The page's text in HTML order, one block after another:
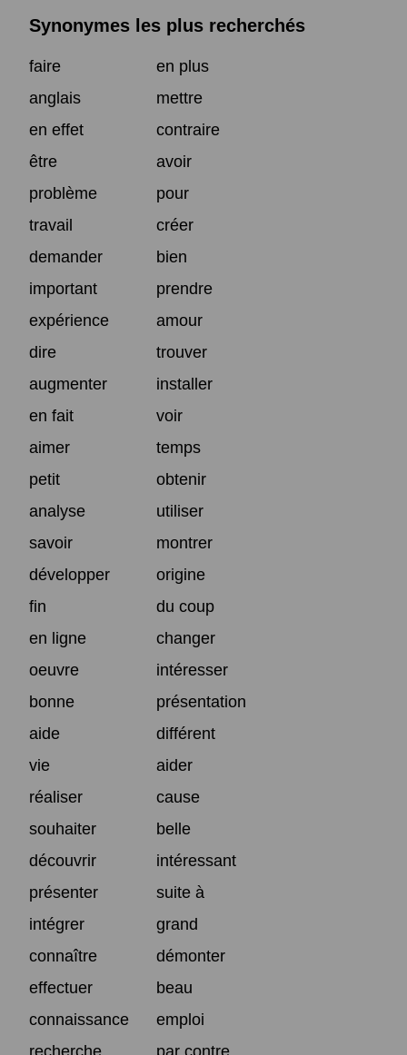
Synonymes les plus recherchés
faire
en plus
anglais
mettre
en effet
contraire
être
avoir
problème
pour
travail
créer
demander
bien
important
prendre
expérience
amour
dire
trouver
augmenter
installer
en fait
voir
aimer
temps
petit
obtenir
analyse
utiliser
savoir
montrer
développer
origine
fin
du coup
en ligne
changer
oeuvre
intéresser
bonne
présentation
aide
différent
vie
aider
réaliser
cause
souhaiter
belle
découvrir
intéressant
présenter
suite à
intégrer
grand
connaître
démonter
effectuer
beau
connaissance
emploi